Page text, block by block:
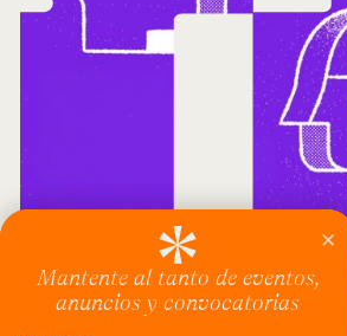
Encuentro Humanidades Digitales
genealogías, conocimiento abierto y
crean.18 AUG 2026.